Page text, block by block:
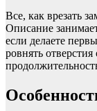
Все, как врезать
Описание
если делаете
ровнять